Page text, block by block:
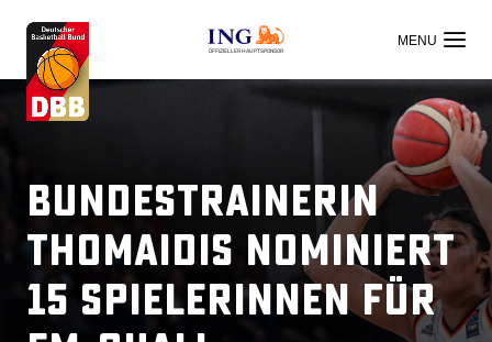
OFFIZIELLER HAUPTSPONSOR
Bundestrainerin
Thomaidis nominiert
15 Spielerinnen für